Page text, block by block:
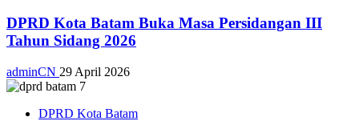
DPRD Kota Batam Buka Masa Persidangan III
Tahun Sidang 2026
adminCN 29 April 2026
DPRD Kota Batam